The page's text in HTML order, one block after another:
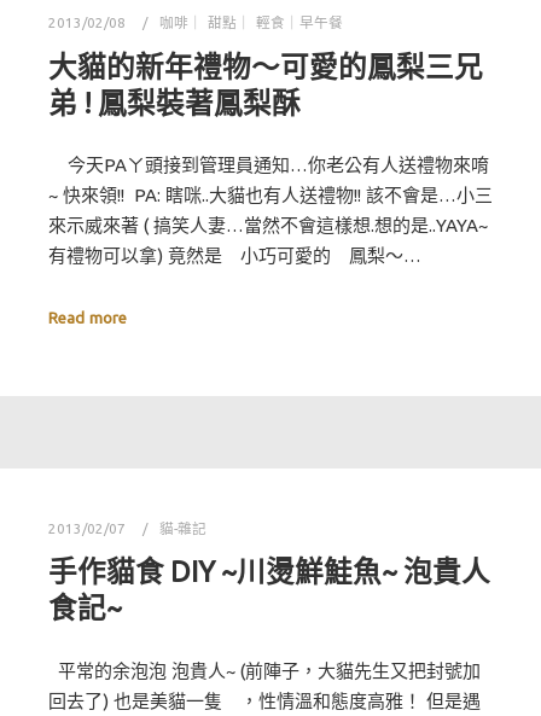
2013/02/08 咖啡｜ 甜點｜ 輕食｜早午餐
大貓的新年禮物～可愛的鳳梨三兄
弟 ! 鳳梨裝著鳳梨酥
今天PAㄚ頭接到管理員通知…你老公有人送禮物來唷
~ 快來領!! PA: 瞎咪..大貓也有人送禮物!! 該不會是…小三
來示威來著 ( 搞笑人妻…當然不會這樣想.想的是..YAYA~
有禮物可以拿) 竟然是 小巧可愛的 鳳梨～…
Read more
2013/02/07 貓-雜記
手作貓食 DIY ~川燙鮮鮭魚~ 泡貴人
食記~
平常的余泡泡 泡貴人~ (前陣子，大貓先生又把封號加
回去了) 也是美貓一隻 ，性情溫和態度高雅！ 但是遇